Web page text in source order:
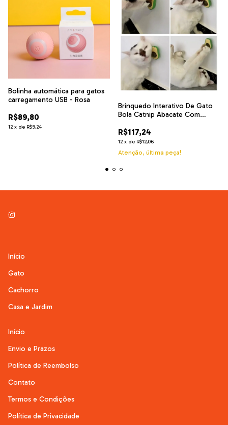
Bolinha automática para gatos
carregamento USB - Rosa
R$89,80
12 x de R$9,24
Brinquedo Interativo De Gato
Bola Catnip Abacate Com
R$117,24
12 x de R$12,06
Atenção, última peça!
Início
Gato
Cachorro
Casa e Jardim
Início
Envio e Prazos
Política de Reembolso
Contato
Termos e Condições
Política de Privacidade